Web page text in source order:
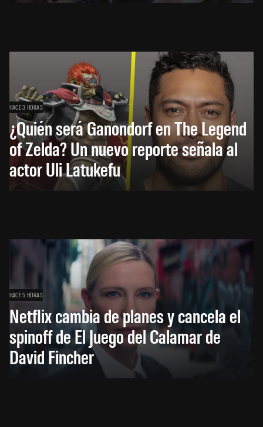
HACE 3 HORAS
¿Quién será Ganondorf en The Legend
of Zelda? Un nuevo reporte señala al
actor Uli Latukefu
HACE 5 HORAS
Netflix cambia de planes y cancela el
spinoff de El Juego del Calamar de
David Fincher